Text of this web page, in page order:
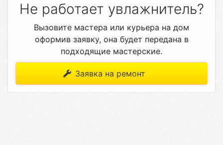
Не работает увлажнитель?
Вызовите мастера или курьера на дом
оформив заявку, она будет передана в
подходящие мастерские.
Заявка на ремонт